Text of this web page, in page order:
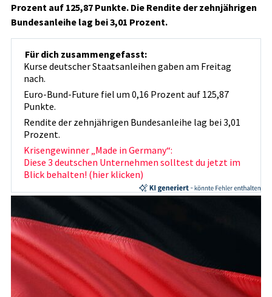
Prozent auf 125,87 Punkte. Die Rendite der zehnjährigen
Bundesanleihe lag bei 3,01 Prozent.
Für dich zusammengefasst:
Kurse deutscher Staatsanleihen gaben am Freitag
nach.
Euro-Bund-Future fiel um 0,16 Prozent auf 125,87
Punkte.
Rendite der zehnjährigen Bundesanleihe lag bei 3,01
Prozent.
Krisengewinner „Made in Germany“:
Diese 3 deutschen Unternehmen solltest du jetzt im
Blick behalten! (hier klicken)